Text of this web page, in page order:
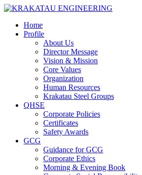
Home
Profile
About Us
Director Message
Vision & Mission
Core Values
Organization
Human Resources
Krakatau Steel Groups
QHSE
Corporate Policies
Certificates
Safety Awards
GCG
Guidance for GCG
Corporate Ethics
Morning & Evening Book